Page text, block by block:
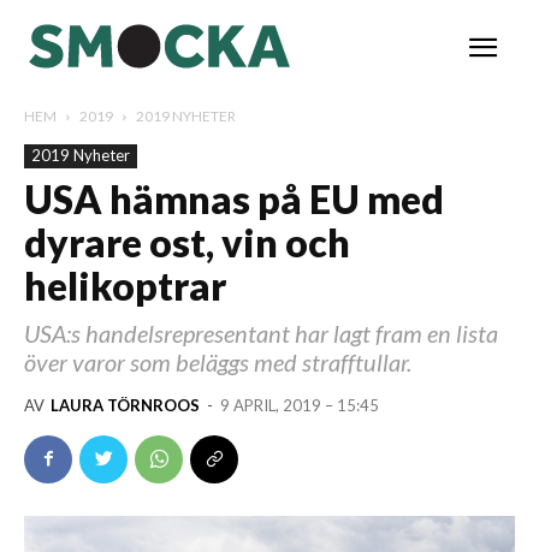
HEM 2019 2019 NYHETER
2019 Nyheter
USA hämnas på EU med
dyrare ost, vin och
helikoptrar
USA:s handelsrepresentant har lagt fram en lista
över varor som beläggs med strafftullar.
AV LAURA TÖRNROOS - 9 APRIL, 2019 – 15:45